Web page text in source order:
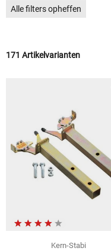
Alle filters opheffen
171 Artikelvarianten
Kern-Stabi